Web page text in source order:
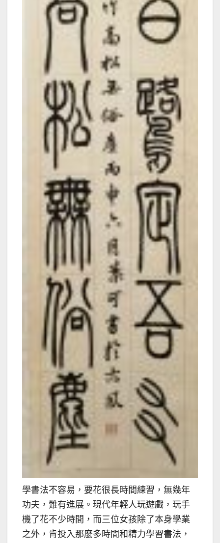
學書法不容易，要花很長時間練習，無幾年
功夫，難有進展。現代年輕人玩遊戲，玩手
機了花不少時間，而三位女孩除了本身學業
之外，肯投入那麼多時間和精力學習書法，